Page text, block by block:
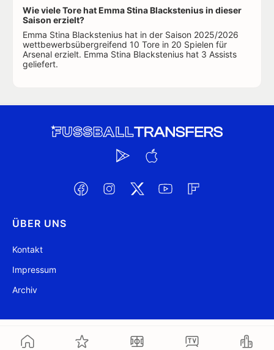
Wie viele Tore hat Emma Stina Blackstenius in dieser
Saison erzielt?
Emma Stina Blackstenius hat in der Saison 2025/2026
wettbewerbsübergreifend 10 Tore in 20 Spielen für
Arsenal erzielt. Emma Stina Blackstenius hat 3 Assists
geliefert.
ÜBER UNS
Kontakt
Impressum
Archiv